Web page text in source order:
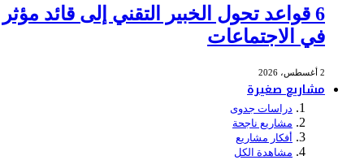
6 قواعد تحول الخبير التقني إلى قائد مؤثر
في الاجتماعات
2 أغسطس، 2026
مشاريع صغيرة
دراسات جدوى
مشاريع ناجحة
أفكار مشاريع
مشاهدة الكل